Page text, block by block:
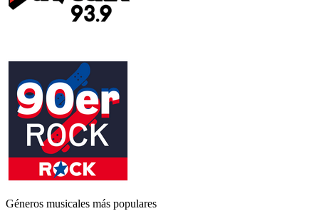
Géneros musicales más populares